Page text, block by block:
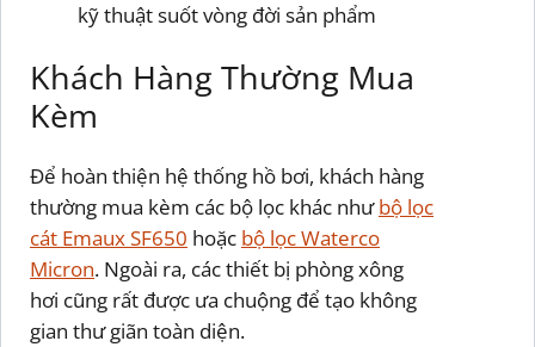
kỹ thuật suốt vòng đời sản phẩm
Khách Hàng Thường Mua
Kèm
Để hoàn thiện hệ thống hồ bơi, khách hàng
thường mua kèm các bộ lọc khác nhưbộ lọc
cát Emaux SF650 hoặc bộ lọc Waterco
Micron. Ngoài ra, các thiết bị phòng xông
hơi cũng rất được ưa chuộng để tạo không
gian thư giãn toàn diện.